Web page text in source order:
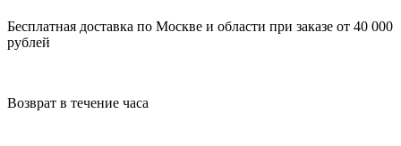
Бесплатная доставка по Москве и области при заказе от 40 000
рублей
Возврат в течение часа